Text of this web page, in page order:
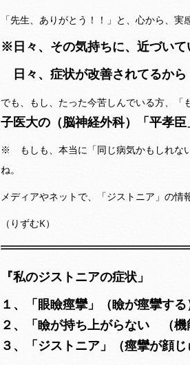
「先生、ありがとう！！」と、心から、
※日々、その気持ちに、近づいて
日々、症状が改善されてるから
でも、もし、たった今苦しんでいる方、「
子医大の（脳神経外科）「平孝臣
※ もしも、本当に「同じ病気かもしれな
ね。
メディアやネットで、「ジストニア」の情
（りずむK）
『私のジストニアの症状」
１、「眼瞼痙攣」（瞼が痙攣する
２、「瞼が持ち上がらない （機
３、「ジストニア」（痙攣が顔じ